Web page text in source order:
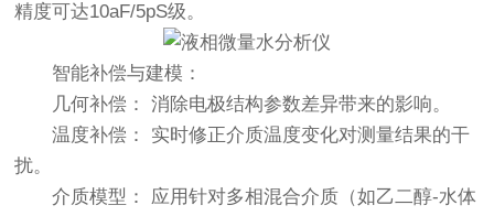
精度可达10aF/5pS级。
智能补偿与建模：
几何补偿： 消除电极结构参数差异带来的影响。
温度补偿： 实时修正介质温度变化对测量结果的干
扰。
介质模型： 应用针对多相混合介质（如乙二醇-水体